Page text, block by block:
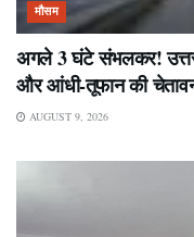
मौसम
अगले 3 घंटे संभलकर!
और आंधी-तूफान की
AUGUST 9, 2026